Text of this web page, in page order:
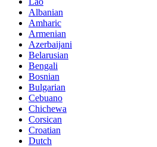
Albanian
Amharic
Armenian
Azerbaijani
Belarusian
Bengali
Bosnian
Bulgarian
Cebuano
Chichewa
Corsican
Croatian
Dutch